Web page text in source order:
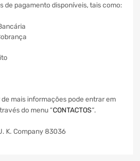
de pagamento disponíveis, tais como:
mais informações pode entrar em
do menu “CONTACTOS“.
K. Company 83036